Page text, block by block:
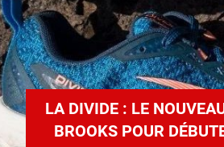
LA DIVIDE : LE
BROOKS POUR